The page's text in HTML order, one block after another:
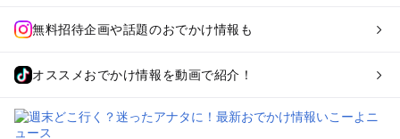
無料招待企画や話題のおでかけ情報も
オススメおでかけ情報を動画で紹介！